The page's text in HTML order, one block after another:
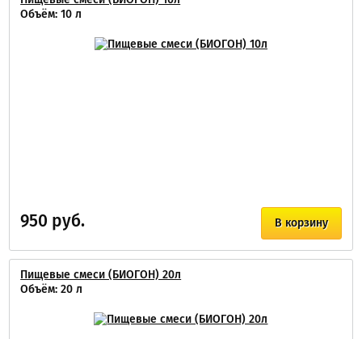
Объём: 10 л
В корзину
950 руб.
Пищевые смеси (БИОГОН) 20л
Объём: 20 л